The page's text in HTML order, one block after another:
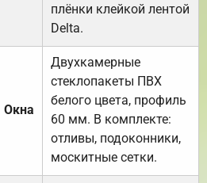
плёнки клейкой лентой
Delta.
Окна
Двухкамерные
стеклопакеты ПВХ
белого цвета, профиль
60 мм. В комплекте:
отливы, подоконники,
москитные сетки.